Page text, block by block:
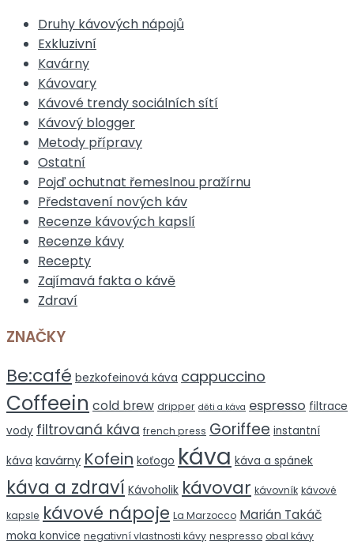
Druhy kávových nápojů
Exkluzivní
Kavárny
Kávovary
Kávové trendy sociálních sítí
Kávový blogger
Metody přípravy
Ostatní
Pojď ochutnat řemeslnou pražírnu
Představení nových káv
Recenze kávových kapslí
Recenze kávy
Recepty
Zajímavá fakta o kávě
Zdraví
ZNAČKY
Be:café bezkofeinová káva cappuccino
Coffeein cold brew dripper děti a káva espresso filtrace
vody filtrovaná káva french press Goriffee instantní
káva kavárny Kofein koťogo káva káva a spánek
káva a zdraví Kávoholik kávovar kávovník kávové
kapsle kávové nápoje La Marzocco Marián Takáč
moka konvice negativní vlastnosti kávy nespresso obal kávy